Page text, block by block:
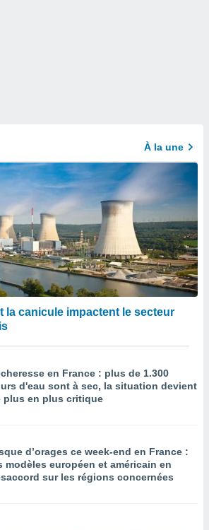
À la une
la canicule impactent le secteur
en France : plus de 1.300
d'eau sont à sec, la situation devient
plus en plus critique
d’orages ce week-end en France :
modèles européen et américain en
sur les régions concernées